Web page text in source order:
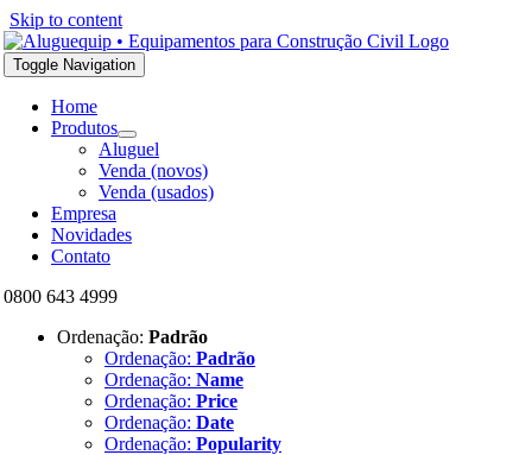
Skip to content
Toggle Navigation
Home
Produtos
Aluguel
Venda (novos)
Venda (usados)
Empresa
Novidades
Contato
0800 643 4999
Ordenação: Padrão
Ordenação: Padrão
Ordenação: Name
Ordenação: Price
Ordenação: Date
Ordenação: Popularity